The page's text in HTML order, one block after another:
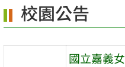
區
校園公告
國立嘉義